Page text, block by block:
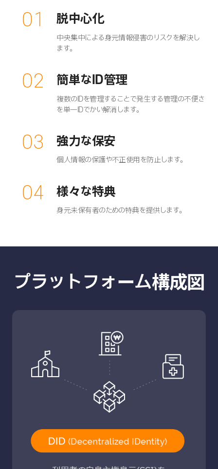
01
脱中心化
中央集中による身元情報侵害のリスクを解決し
ます。
02 簡単なID管理
複数のIDを管理することで発生する管理の不便さ
を単一IDでかい解消します。
03 強力な保安
個人情報の保護や不正使用を防止します。
04 様々な特典
身元未保有者のための特典を提供します。
プラットフォーム構成図